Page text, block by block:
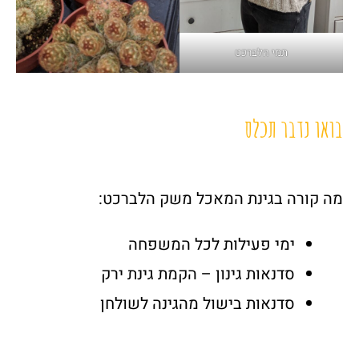
תמי הלברכט
בואו נדבר תכלס
מה קורה בגינת המאכל משק הלברכט:
ימי פעילות לכל המשפחה
סדנאות גינון – הקמת גינת ירק
סדנאות בישול מהגינה לשולחן